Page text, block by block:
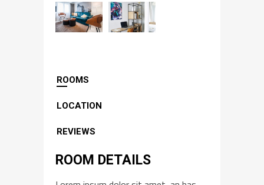
ROOMS
LOCATION
REVIEWS
ROOM DETAILS